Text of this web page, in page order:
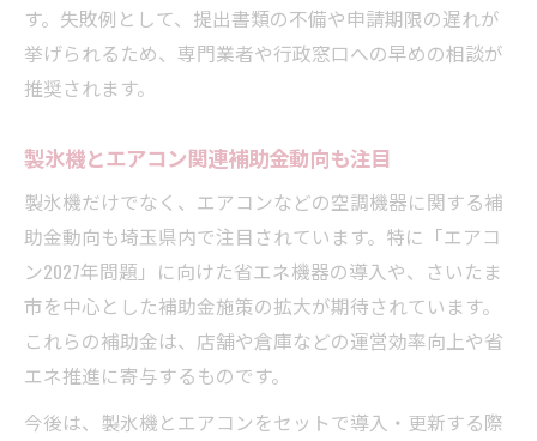
す。失敗例として、提出書類の不備や申請期限の遅れが
挙げられるため、専門業者や行政窓口への早めの相談が
推奨されます。
製氷機とエアコン関連補助金動向も注目
製氷機だけでなく、エアコンなどの空調機器に関する補
助金動向も埼玉県内で注目されています。特に「エアコ
ン2027年問題」に向けた省エネ機器の導入や、さいたま
市を中心とした補助金施策の拡大が期待されています。
これらの補助金は、店舗や倉庫などの運営効率向上や省
エネ推進に寄与するものです。
今後は、製氷機とエアコンをセットで導入・更新する際